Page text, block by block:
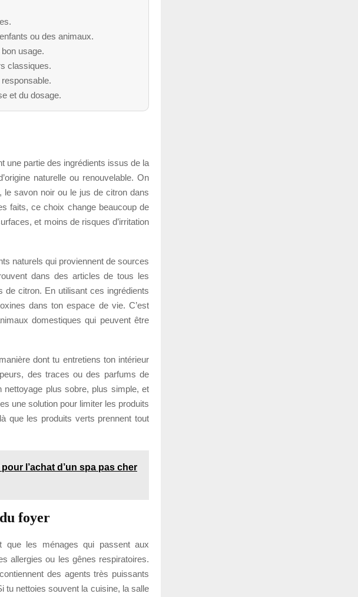
ou des animaux.
usage.
classiques.
responsable.
et du dosage.
une partie des ingrédients issus de la
naturelle ou renouvelable. On
le savon noir ou le jus de citron dans
faits, ce choix change beaucoup de
et moins de risques d’irritation
naturels qui proviennent de sources
dans des articles de tous les
de citron. En utilisant ces ingrédients
dans ton espace de vie. C’est
domestiques qui peuvent être
dont tu entretiens ton intérieur
des traces ou des parfums de
plus sobre, plus simple, et
une solution pour limiter les produits
que les produits verts prennent tout
l’achat d’un spa pas cher
foyer
que les ménages qui passent aux
allergies ou les gênes respiratoires.
des agents très puissants
tu nettoies souvent la cuisine, la salle